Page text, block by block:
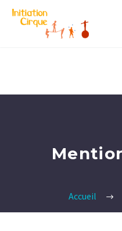
Accueil